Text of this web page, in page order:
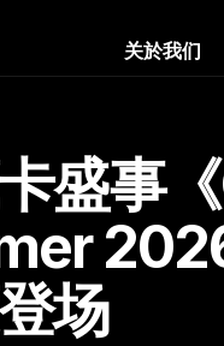
盛事
场
关於我们